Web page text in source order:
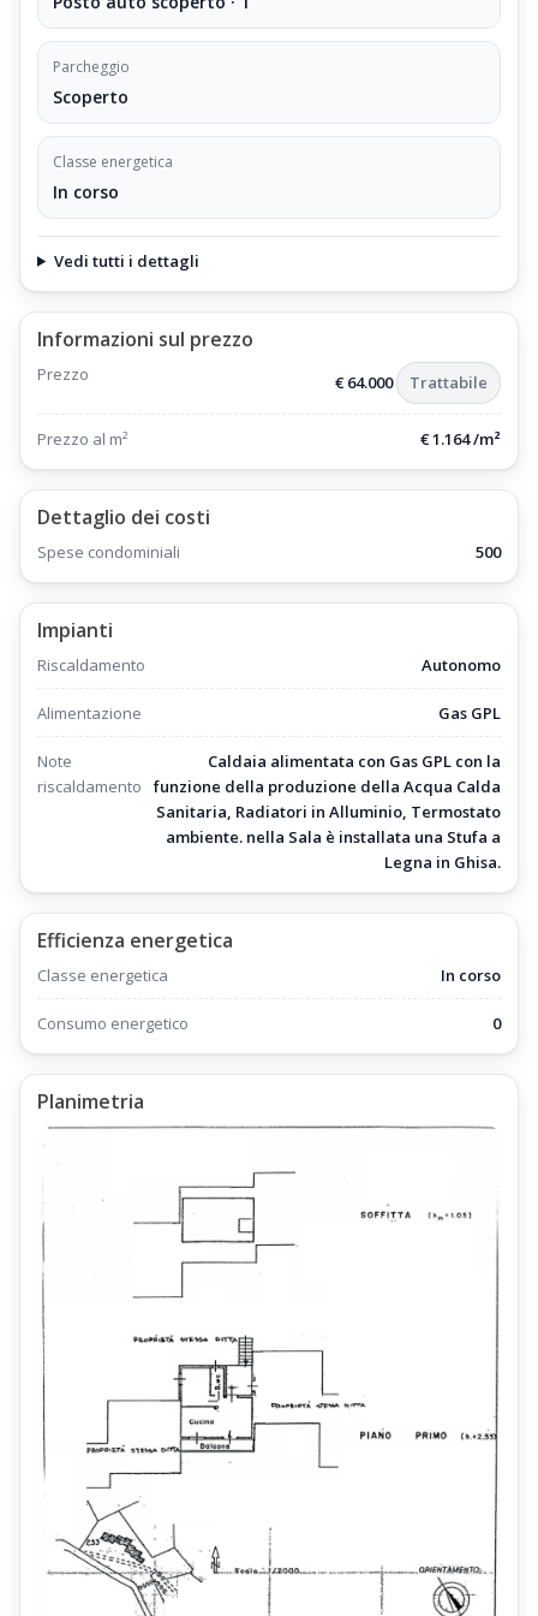
Parcheggio
Scoperto
Classe energetica
In corso
Vedi tutti i dettagli
Informazioni sul prezzo
Prezzo € 64.000 Trattabile
Prezzo al m² € 1.164 /m²
Dettaglio dei costi
Spese condominiali 500
Impianti
Riscaldamento Autonomo
Alimentazione Gas GPL
Note
riscaldamento
Caldaia alimentata con Gas GPL con la
funzione della produzione della Acqua Calda
Sanitaria, Radiatori in Alluminio, Termostato
ambiente. nella Sala è installata una Stufa a
Legna in Ghisa.
Efficienza energetica
Classe energetica In corso
Consumo energetico 0
Planimetria